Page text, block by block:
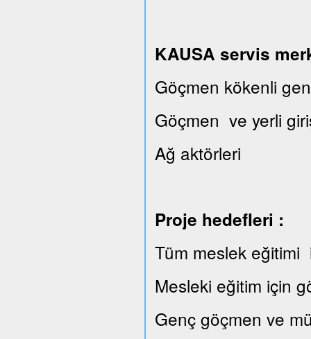
KAUSA servis
Göçmen kökenli
Göçmen ve yerli
Ağ aktörleri
Proje hedefleri :
Tüm meslek eğitimi
Mesleki eğitim için
Genç göçmen ve